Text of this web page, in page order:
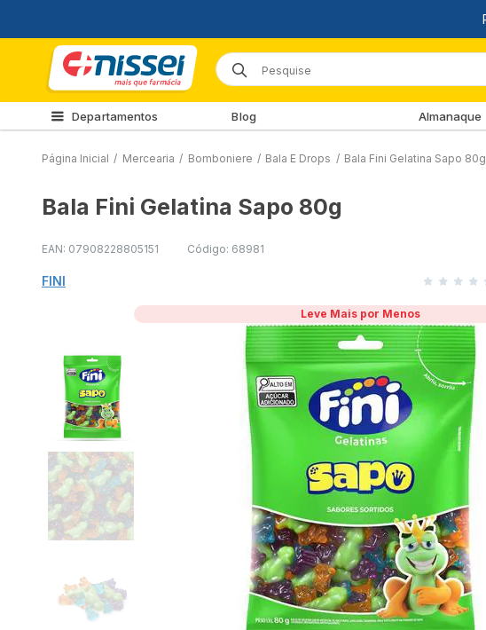
Departamentos Blog Almanaque
Página Inicial / Mercearia / Bomboniere / Bala E Drops / Bala Fini Gelatina Sapo 80g
Bala Fini Gelatina Sapo 80g
EAN: 07908228805151 Código: 68981
FINI
Leve Mais por Menos